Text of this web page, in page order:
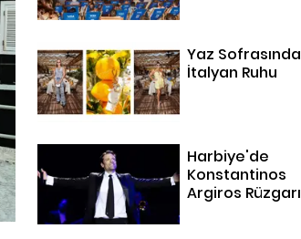
Yaz Sofrasında
İtalyan Ruhu
Harbiye'de
Konstantinos
Argiros Rüzgarı